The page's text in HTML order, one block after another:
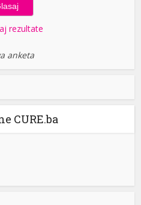
rezultate
anketa
CURE.ba